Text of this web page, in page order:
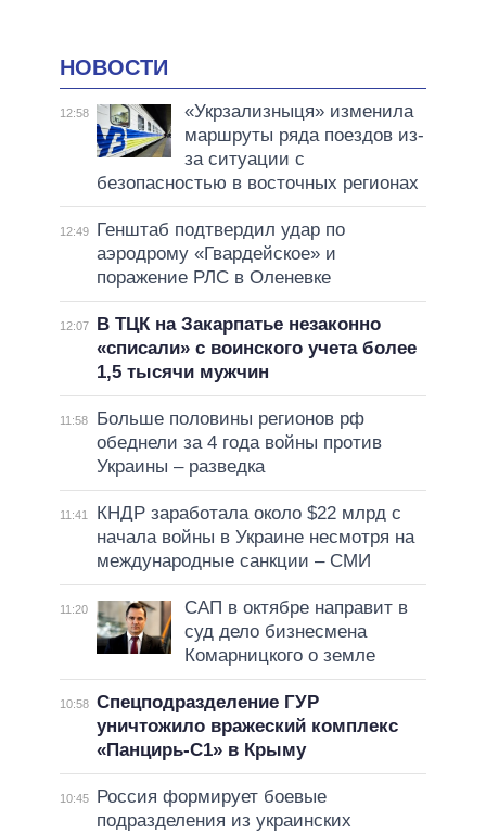
НОВОСТИ
12:58
«Укрзализныця» изменила
маршруты ряда поездов из-
за ситуации с
безопасностью в восточных регионах
12:49
Генштаб подтвердил удар по
аэродрому «Гвардейское» и
поражение РЛС в Оленевке
12:07
В ТЦК на Закарпатье незаконно
«списали» с воинского учета более
1,5 тысячи мужчин
11:58
Больше половины регионов рф
обеднели за 4 года войны против
Украины – разведка
11:41
КНДР заработала около $22 млрд с
начала войны в Украине несмотря на
международные санкции – СМИ
11:20
САП в октябре направит в
суд дело бизнесмена
Комарницкого о земле
10:58 Спецподразделение ГУР
уничтожило вражеский комплекс
«Панцирь-С1» в Крыму
10:45
Россия формирует боевые
подразделения из украинских